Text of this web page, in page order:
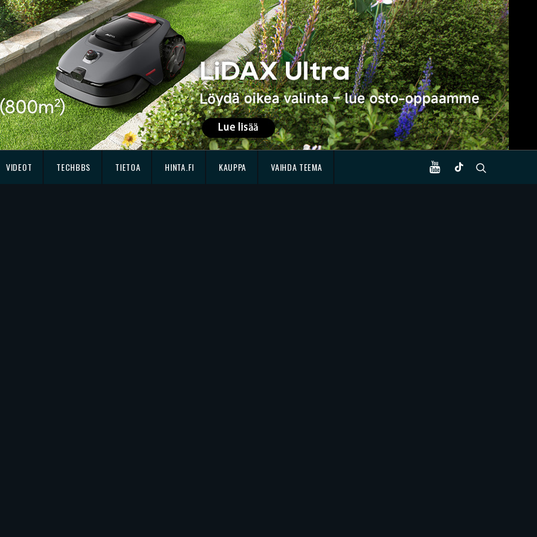
VIDEOT TECHBBS TIETOA HINTA.FI KAUPPA VAIHDA TEEMA